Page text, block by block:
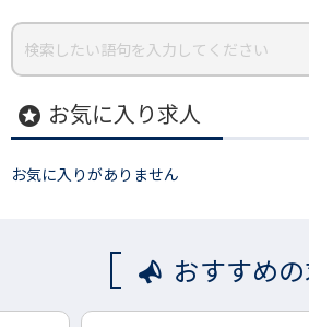
stars お気に入り求人
お気に入りがありません
おすすめ